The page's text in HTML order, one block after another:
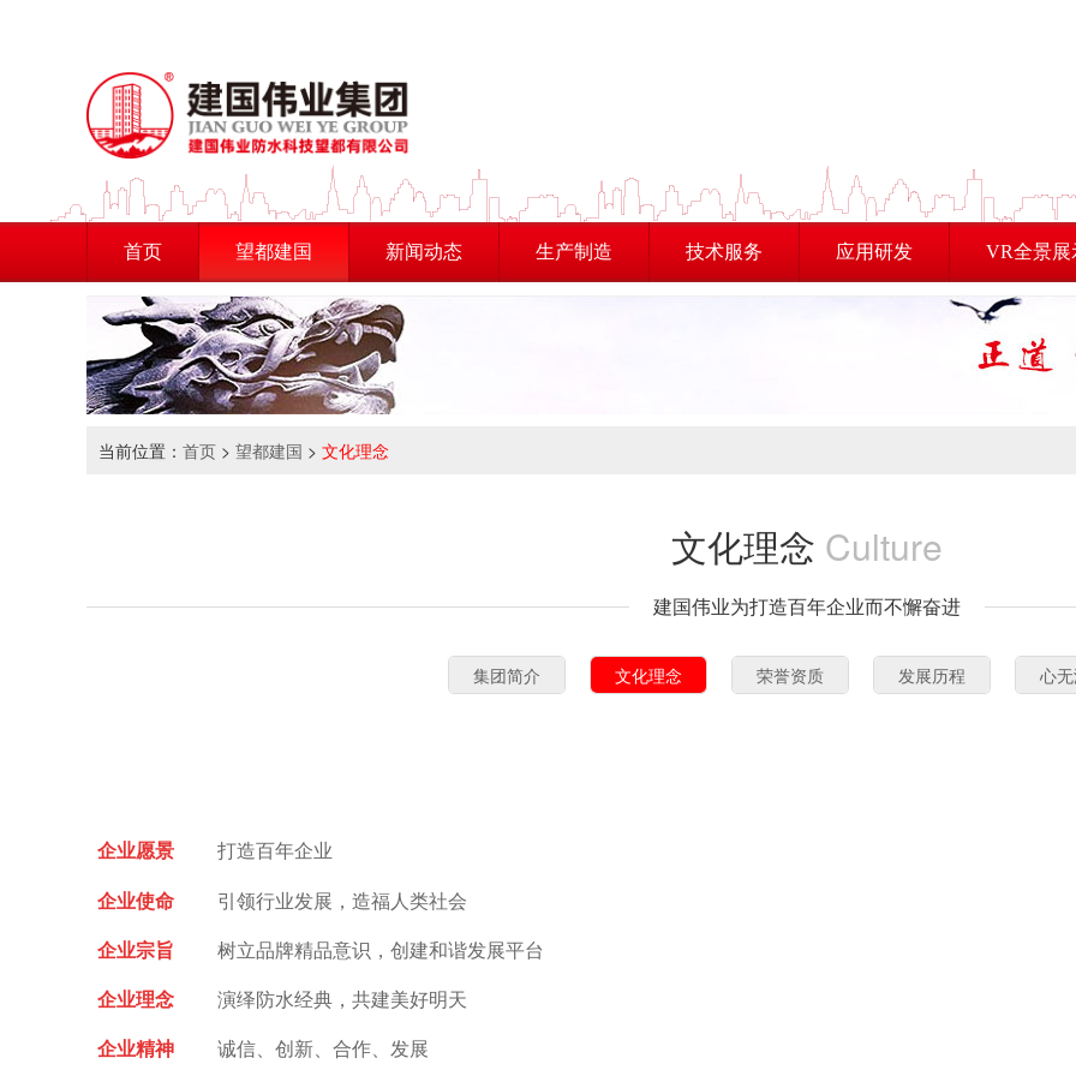
首页 望都建国 新闻动态 生产制造 技术服务 应用研发 VR全景展
当前位置： 首页 > 望都建国 > 文化理念
文化理念 Culture
建国伟业为打造百年企业而不懈奋进
集团简介 文化理念 荣誉资质 发展历程 心
企业愿景
打造百年企业
企业使命
引领行业发展，造福人类社会
企业宗旨
树立品牌精品意识，创建和谐发展平台
企业理念
演绎防水经典，共建美好明天
企业精神
诚信、创新、合作、发展